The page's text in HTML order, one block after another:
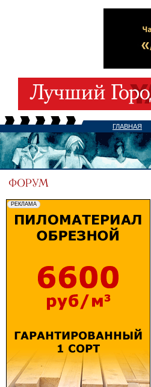
ГЛАВНАЯ